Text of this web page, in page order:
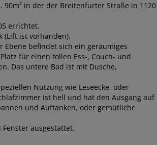
in der der Breitenfurter Straße in 1120
errichtet.
(Lift ist vorhanden).
Ebene befindet sich ein geräumiges
für einen tollen Ess-, Couch- und
Das untere Bad ist mit Dusche,
Nutzung wie Leseecke, oder
ist hell und hat den Ausgang auf
und Auftanken, oder gemütliche
ausgestattet.